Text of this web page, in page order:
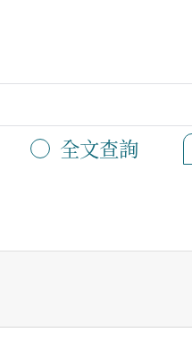
全文查詢